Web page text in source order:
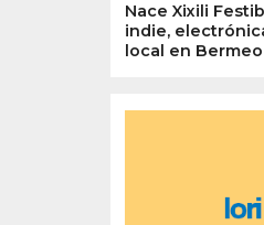
Nace Xixili
indie,
local en Bermeo